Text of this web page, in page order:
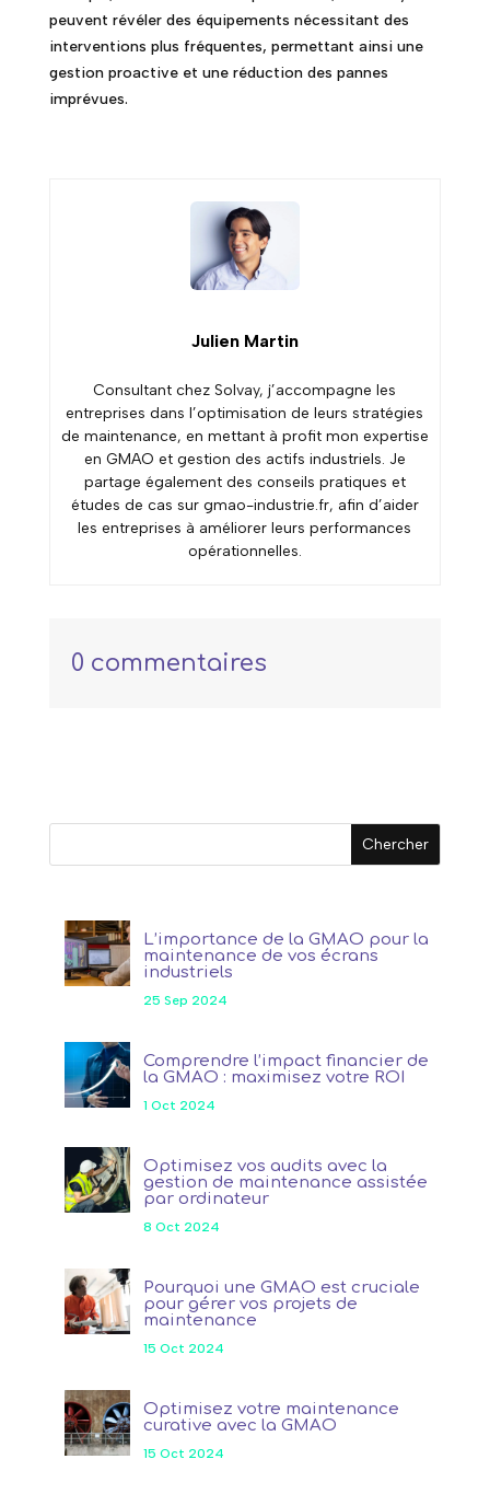
peuvent révéler des équipements nécessitant des
interventions plus fréquentes, permettant ainsi une
gestion proactive et une réduction des pannes
imprévues.
Julien Martin
Consultant chez Solvay, j’accompagne les
entreprises dans l’optimisation de leurs stratégies
de maintenance, en mettant à profit mon expertise
en GMAO et gestion des actifs industriels. Je
partage également des conseils pratiques et
études de cas sur gmao-industrie.fr, afin d’aider
les entreprises à améliorer leurs performances
opérationnelles.
0 commentaires
L’importance de la GMAO pour la
maintenance de vos écrans
industriels
25 Sep 2024
Comprendre l’impact financier de
la GMAO : maximisez votre ROI
1 Oct 2024
Optimisez vos audits avec la
gestion de maintenance assistée
par ordinateur
8 Oct 2024
Pourquoi une GMAO est cruciale
pour gérer vos projets de
maintenance
15 Oct 2024
Optimisez votre maintenance
curative avec la GMAO
15 Oct 2024